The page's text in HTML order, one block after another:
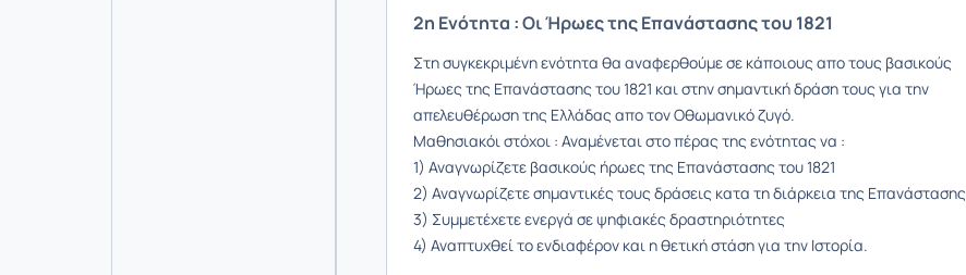
2η Ενότητα : Οι Ήρωες της Επανάστασης του 1821
Στη συγκεκριμένη ενότητα θα αναφερθούμε σε κάποιους απο τους βασικούς
Ήρωες της Επανάστασης του 1821 και στην σημαντική δράση τους για την
απελευθέρωση της Ελλάδας απο τον Οθωμανικό ζυγό.
Μαθησιακόι στόχοι : Αναμένεται στο πέρας της ενότητας να :
1) Αναγνωρίζετε βασικούς ήρωες της Επανάστασης του 1821
2) Αναγνωρίζετε σημαντικές τους δράσεις κατα τη διάρκεια της Επανάστασης
3) Συμμετέχετε ενεργά σε ψηφιακές δραστηριότητες
4) Αναπτυχθεί το ενδιαφέρον και η θετική στάση για την Ιστορία.